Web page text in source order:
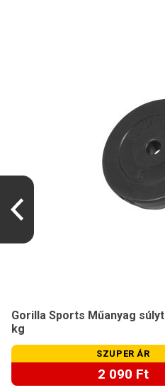
Gorilla Sports Műanyag
kg
SZUPER ÁR
2 090 Ft